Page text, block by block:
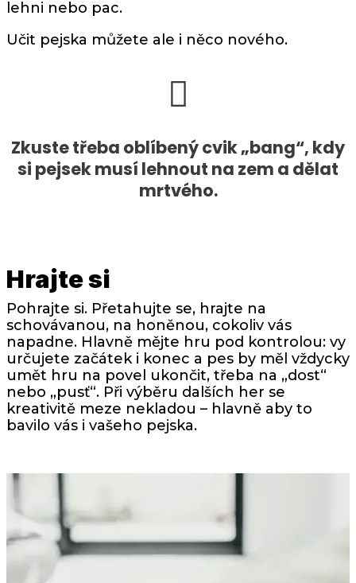
lehni nebo pac.
Učit pejska můžete ale i něco nového.
Zkuste třeba oblíbený cvik „bang“, kdy
si pejsek musí lehnout na zem a dělat
mrtvého.
Hrajte si
Pohrajte si. Přetahujte se, hrajte na
schovávanou, na honěnou, cokoliv vás
napadne. Hlavně mějte hru pod kontrolou: vy
určujete začátek i konec a pes by měl vždycky
umět hru na povel ukončit, třeba na „dost“
nebo „pusť“. Při výběru dalších her se
kreativitě meze nekladou – hlavně aby to
bavilo vás i vašeho pejska.